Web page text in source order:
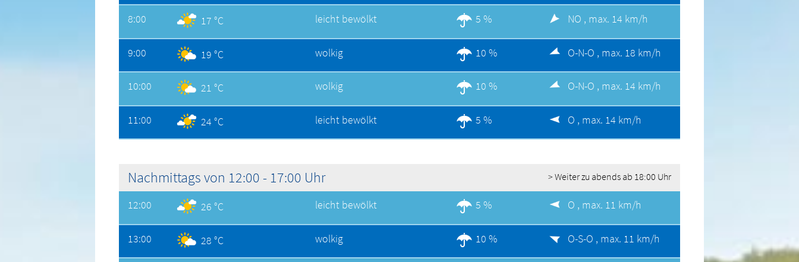
8:00 17 °C leicht bewölkt 5 % NO , max. 14 km/h
9:00 19 °C wolkig 10 % O-N-O , max. 18 km/h
10:00 21 °C wolkig 10 % O-N-O , max. 14 km/h
11:00 24 °C leicht bewölkt 5 % O , max. 14 km/h
Nachmittags von 12:00 - 17:00 Uhr > Weiter zu abends ab 18:00 Uhr
12:00 26 °C leicht bewölkt 5 % O , max. 11 km/h
13:00 28 °C wolkig 10 % O-S-O , max. 11 km/h